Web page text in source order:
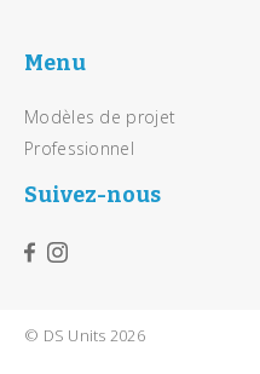
Menu
Modèles de projet
Professionnel
Suivez-nous
© DS Units 2026